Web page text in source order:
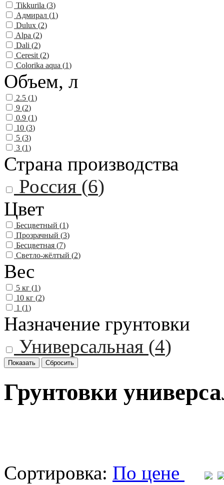
Tikkurila (3)
Адмирал (1)
Dulux (2)
Alpa (2)
Dali (2)
Ceresit (2)
Colorika aqua (1)
Объем, л
2.5 (1)
9 (2)
0.9 (1)
10 (3)
5 (3)
3 (1)
Страна производства
Россия (6)
Цвет
Бесцветный (1)
Прозрачный (3)
Бесцветная (7)
Светло-жёлтый (2)
Вес
5 кг (1)
10 кг (2)
1 (1)
Назначение грунтовки
Универсальная (4)
Грунтовки
Сортировка: По цене